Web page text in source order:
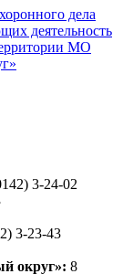
дела
деятельность
МО
3-24-02
3-23-43
округ»: 8